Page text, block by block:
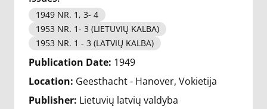
1949 NR. 1, 3- 4
1953 NR. 1- 3 (LIETUVIŲ KALBA)
1953 NR. 1 - 3 (LATVIŲ KALBA)
Publication Date: 1949
Location: Geesthacht - Hanover, Vokietija
Publisher: Lietuvių latvių valdyba